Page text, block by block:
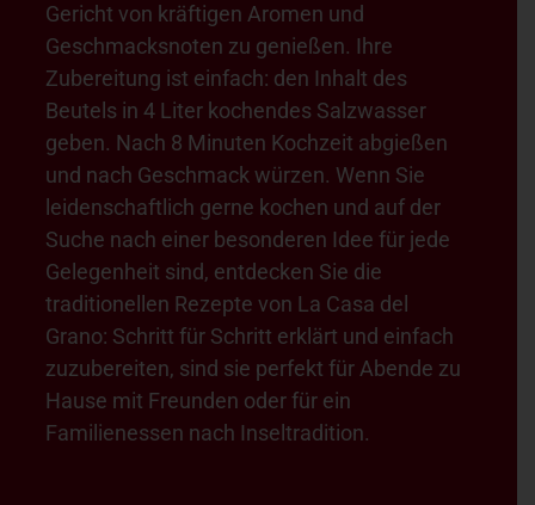
Gericht von kräftigen Aromen und
Geschmacksnoten zu genießen. Ihre
Zubereitung ist einfach: den Inhalt des
Beutels in 4 Liter kochendes Salzwasser
geben. Nach 8 Minuten Kochzeit abgießen
und nach Geschmack würzen. Wenn Sie
leidenschaftlich gerne kochen und auf der
Suche nach einer besonderen Idee für jede
Gelegenheit sind, entdecken Sie die
traditionellen Rezepte von La Casa del
Grano: Schritt für Schritt erklärt und einfach
zuzubereiten, sind sie perfekt für Abende zu
Hause mit Freunden oder für ein
Familienessen nach Inseltradition.